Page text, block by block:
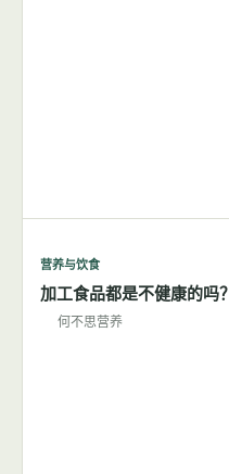
营养与饮食
加工食品都是不健康的吗？
何不思营养